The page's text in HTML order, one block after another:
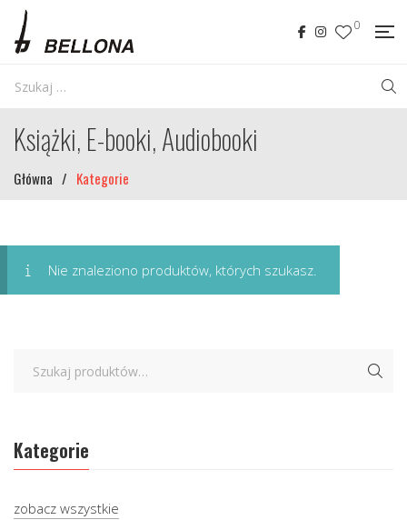
0
Książki, E-booki, Audiobooki
Główna / Kategorie
Nie znaleziono produktów, których szukasz.
Kategorie
zobacz wszystkie